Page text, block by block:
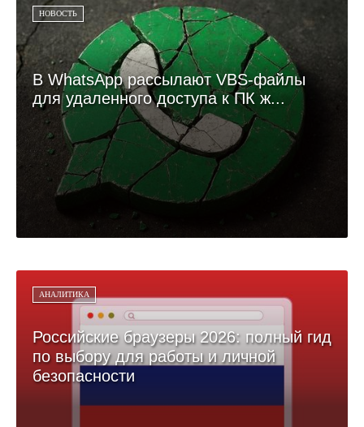
НОВОСТЬ
В WhatsApp рассылают VBS-файлы
для удаленного доступа к ПК ж...
АНАЛИТИКА
Российские браузеры 2026: полный гид
по выбору для работы и личной
безопасности